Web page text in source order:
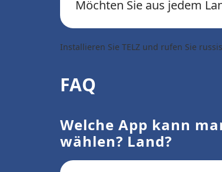
Möchten Sie aus jedem
Installieren Sie TELZ und rufen Sie
FAQ
Welche App kann
wählen? Land?